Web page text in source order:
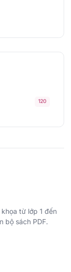
120
từ lớp 1 đến
bộ sách PDF.